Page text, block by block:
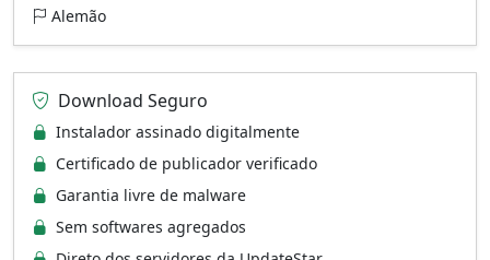
Alemão
Download Seguro
Instalador assinado digitalmente
Certificado de publicador verificado
Garantia livre de malware
Sem softwares agregados